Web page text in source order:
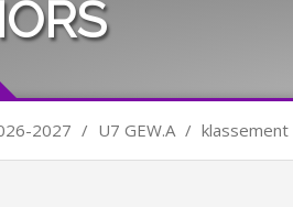
2027 / U7 GEW.A / klassement